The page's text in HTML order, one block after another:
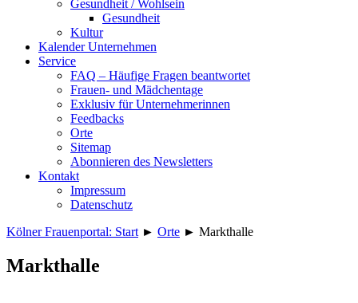
Gesundheit / Wohlsein
Gesundheit
Kultur
Kalender Unternehmen
Service
FAQ – Häufige Fragen beantwortet
Frauen- und Mädchentage
Exklusiv für Unternehmerinnen
Feedbacks
Orte
Sitemap
Abonnieren des Newsletters
Kontakt
Impressum
Datenschutz
Kölner Frauenportal: Start ► Orte ► Markthalle
Markthalle